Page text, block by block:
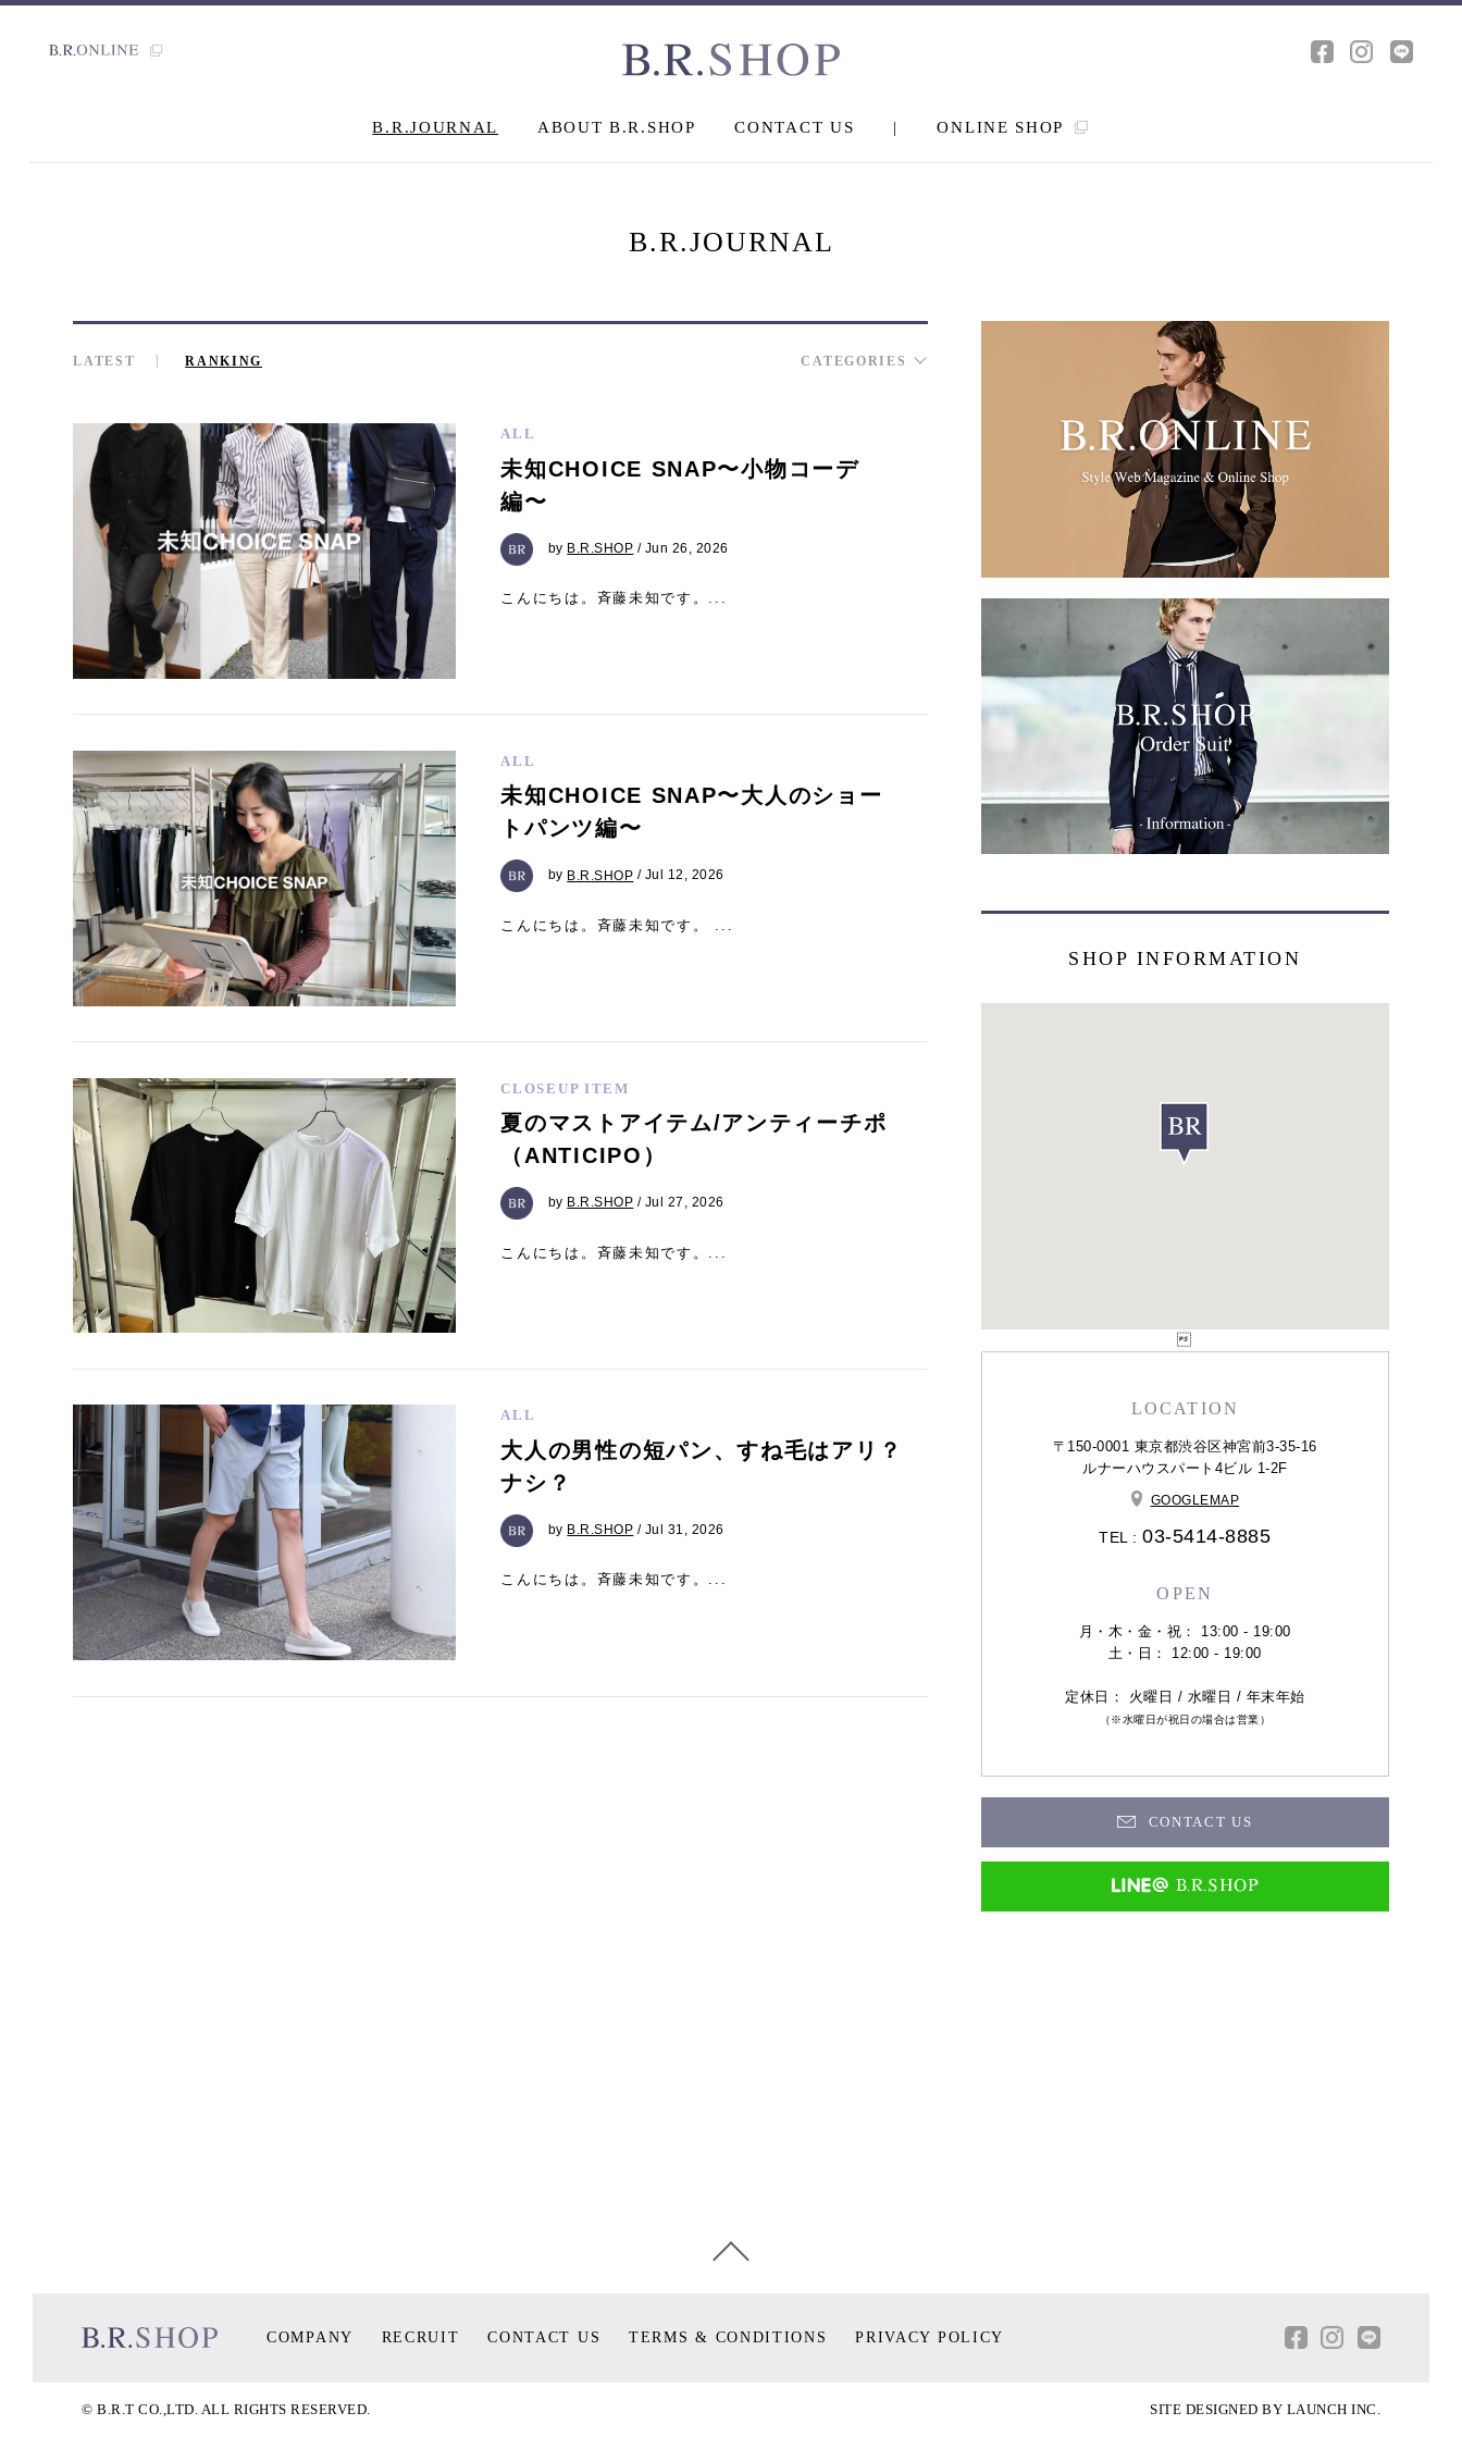
B.R.JOURNAL ABOUT B.R.SHOP CONTACT US | ONLINE SHOP
B.R.JOURNAL
LATEST RANKING CATEGORIES
ALL
未知CHOICE SNAP〜小物コーデ
編〜
by B.R.SHOP / Jun 26, 2026
こんにちは。斉藤未知です。...
ALL
未知CHOICE SNAP〜大人のショー
トパンツ編〜
by B.R.SHOP / Jul 12, 2026
こんにちは。斉藤未知です。 ...
CLOSEUP ITEM
夏のマストアイテム/アンティーチポ
（ANTICIPO）
by B.R.SHOP / Jul 27, 2026
こんにちは。斉藤未知です。...
ALL
大人の男性の短パン、すね毛はアリ？
ナシ？
by B.R.SHOP / Jul 31, 2026
こんにちは。斉藤未知です。...
SHOP INFORMATION
LOCATION
〒150-0001 東京都渋谷区神宮前3-35-16
ルナーハウスパート4ビル 1-2F
GOOGLEMAP
TEL :03-5414-8885
OPEN
月・木・金・祝： 13:00 - 19:00
土・日： 12:00 - 19:00
定休日： 火曜日 / 水曜日 / 年末年始
（※水曜日が祝日の場合は営業）
CONTACT US
COMPANY RECRUIT CONTACT US TERMS & CONDITIONS PRIVACY POLICY
© B.R.T CO.,LTD. ALL RIGHTS RESERVED. SITE DESIGNED BY LAUNCH INC.